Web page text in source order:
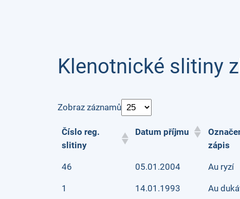
Klenotnické slitiny
Zobraz záznamů
Číslo reg.
slitiny
Datum příjmu
zápis
46 05.01.2004 Au ryzí
1 14.01.1993 Au